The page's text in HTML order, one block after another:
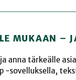
MUKAAN –
anna tärkeälle
-sovelluksella,